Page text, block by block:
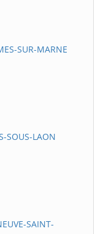
SUR-MARNE
SOUS-LAON
SAINT-